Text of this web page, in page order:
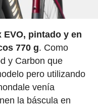
pintado y en
770 g. Como
y Carbon que
pero utilizando
venía
la báscula en